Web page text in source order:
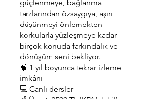
güçlenmeye, bağlanma
tarzlarından özsaygıya, aşırı
düşünmeyi önlemekten
korkularla yüzleşmeye kadar
birçok konuda farkındalık ve
dönüşüm seni bekliyor.
🧠 1 yıl boyunca tekrar izleme
imkânı
💻 Canlı dersler